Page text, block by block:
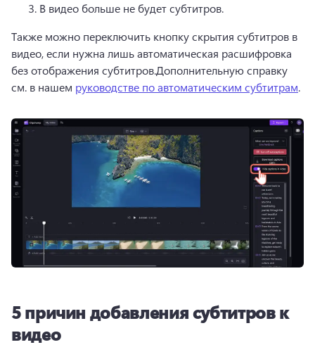
В видео больше не будет субтитров.
Также можно переключить кнопку скрытия субтитров в
видео, если нужна лишь автоматическая расшифровка
без отображения субтитров.Дополнительную справку
см. в нашем руководстве по автоматическим субтитрам.
5 причин добавления субтитров к
видео